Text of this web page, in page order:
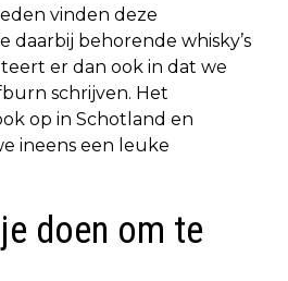
vinden deze
daarbij behorende whisky’s
er dan ook in dat we
schrijven. Het
op in Schotland en
ineens een leuke
doen om te